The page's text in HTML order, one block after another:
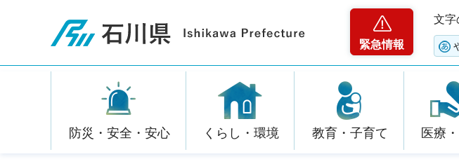
石川県
緊急情報
文字
防災・安全・安心 くらし・環境 教育・子育て 医療